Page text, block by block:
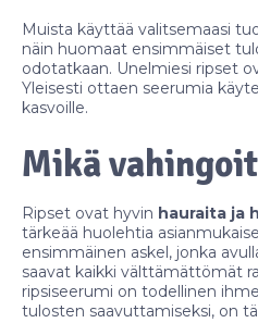
Muista käyttää valitsemaasi
näin huomaat ensimmäiset
odotatkaan. Unelmiesi ripset
Yleisesti ottaen seerumia
kasvoille.
Mikä
Ripset ovat hyvin hauraita ja
tärkeää huolehtia
ensimmäinen askel, jonka
saavat kaikki välttämättömät
ripsiseerumi on todellinen
tulosten saavuttamiseksi, on